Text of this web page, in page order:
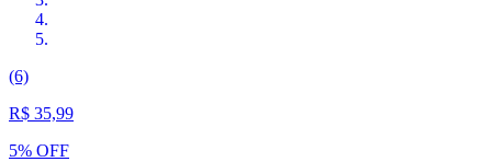
(6)
R$ 35,99
5% OFF